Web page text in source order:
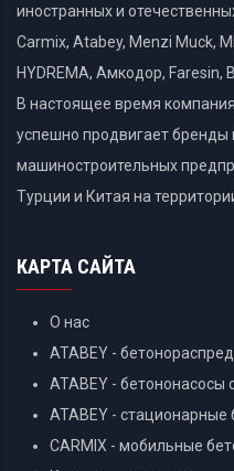
иностранных и
Carmix, Atabey, Menzi Muck,
HYDREMA, Амкодор, Faresin,
В настоящее время
успешно продвигает бренды
машиностроительных
Турции и Китая на
КАРТА САЙТА
О нас
ATABEY -
ATABEY - бетононасосы
ATABEY - стационарные
CARMIX - мобильные